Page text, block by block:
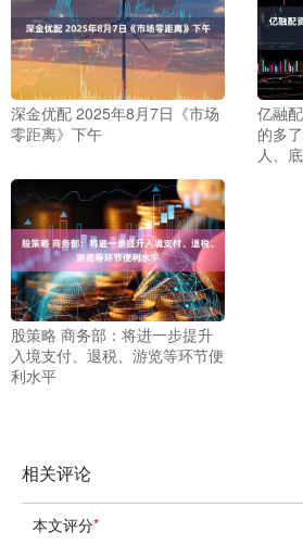
深金优配 2025年8月7日《市场
零距离》下午
亿融
的多
人、
股策略 商务部：将进一步提升
入境支付、退税、游览等环节便
利水平
相关评论
本文评分*